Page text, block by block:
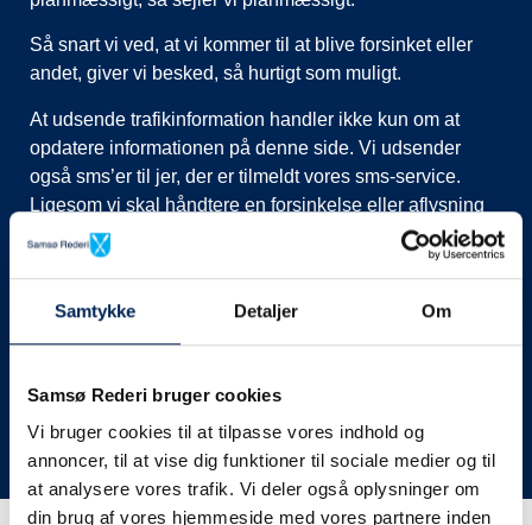
Samtykke Detaljer Om
Samsø Rederi bruger cookies
Vi bruger cookies til at tilpasse vores indhold og
annoncer, til at vise dig funktioner til sociale medier og til
at analysere vores trafik. Vi deler også oplysninger om
din brug af vores hjemmeside med vores partnere inden
Så snart vi ved, at vi kommer til at blive forsinket eller
andet, giver vi besked, så hurtigt som muligt.
At udsende trafikinformation handler ikke kun om at
opdatere informationen på denne side. Vi udsender
også sms’er til jer, der er tilmeldt vores sms-service.
Ligesom vi skal håndtere en forsinkelse eller aflysning
ved at lukke afgange i vores system, evt. flytte kunder til
nye afgange, ringe til vognmænd der skal have flyttet
her på siden og ikke ringe eller skrive til os, da vi ikke
har mere at fortælle end I kan læse her.
Vi takker for jeres forståelse.